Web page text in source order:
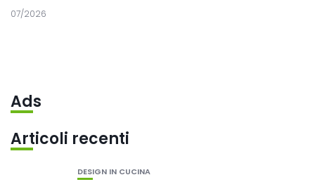
07/2026
Ads
Articoli recenti
DESIGN IN CUCINA